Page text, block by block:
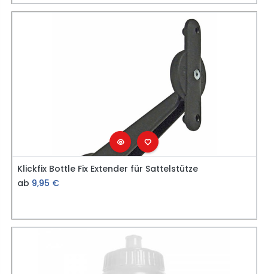
Klickfix Bottle Fix Extender für Sattelstütze
ab 9,95 €